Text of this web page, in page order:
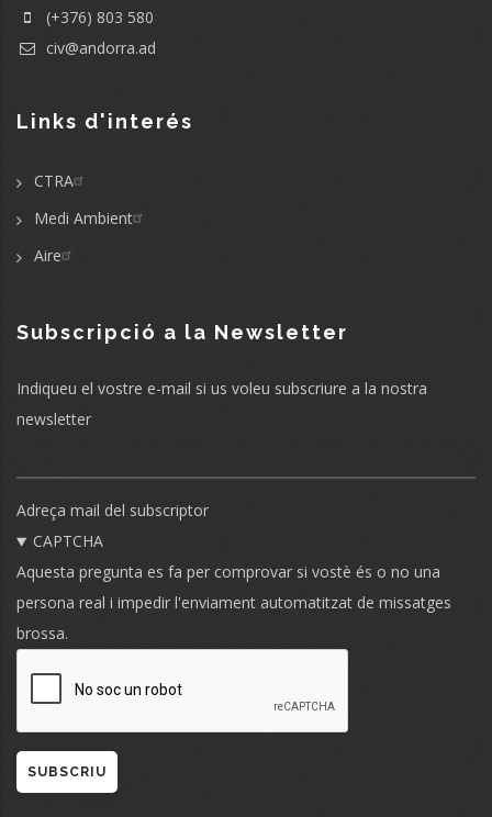
(+376) 803 580
civ@andorra.ad
Links d'interés
CTRA
Medi Ambient
Aire
Subscripció a la Newsletter
Indiqueu el vostre e-mail si us voleu subscriure a la nostra
newsletter
Adreça mail del subscriptor
CAPTCHA
Aquesta pregunta es fa per comprovar si vostè és o no una
persona real i impedir l'enviament automatitzat de missatges
brossa.